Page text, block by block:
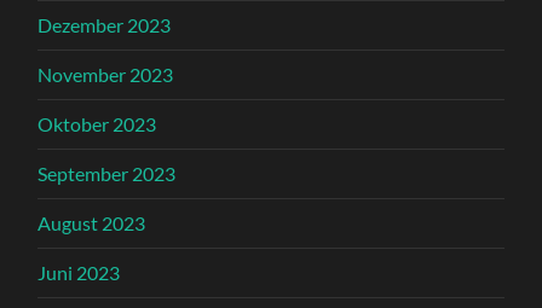
Dezember 2023
November 2023
Oktober 2023
September 2023
August 2023
Juni 2023